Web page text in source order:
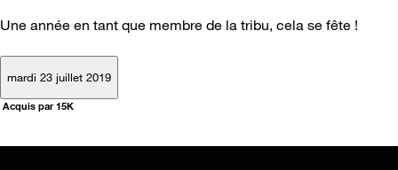
Une année en tant que membre de la tribu, cela se fête !
mardi 23 juillet 2019
Acquis par 15K